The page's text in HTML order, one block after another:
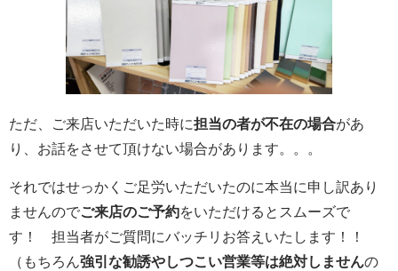
ただ、ご来店いただいた時に担当の者が不在の場合があ
り、お話をさせて頂けない場合があります。。。
それではせっかくご足労いただいたのに本当に申し訳あり
ませんのでご来店のご予約をいただけるとスムーズで
す！ 担当者がご質問にバッチリお答えいたします！！
（もちろん強引な勧誘やしつこい営業等は絶対しませんの